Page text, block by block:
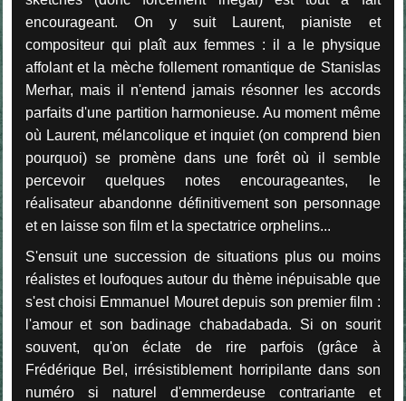
encourageant. On y suit Laurent, pianiste et
compositeur qui plaît aux femmes : il a le physique
affolant et la mèche follement romantique de Stanislas
Merhar, mais il n'entend jamais résonner les accords
parfaits d'une partition harmonieuse. Au moment même
où Laurent, mélancolique et inquiet (on comprend bien
pourquoi) se promène dans une forêt où il semble
percevoir quelques notes encourageantes, le
réalisateur abandonne définitivement son personnage
et en laisse son film et la spectatrice orphelins...
S'ensuit une succession de situations plus ou moins
réalistes et loufoques autour du thème inépuisable que
s'est choisi Emmanuel Mouret depuis son premier film :
l'amour et son badinage chabadabada. Si on sourit
souvent, qu'on éclate de rire parfois (grâce à
Frédérique Bel, irrésistiblement horripilante dans son
numéro si naturel d'emmerdeuse contrariante et